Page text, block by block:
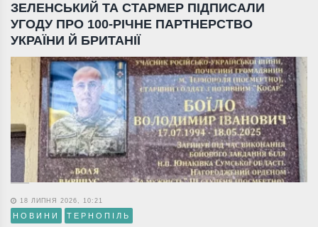
ЗЕЛЕНСЬКИЙ ТА СТАРМЕР ПІДПИСАЛИ
УГОДУ ПРО 100-РІЧНЕ ПАРТНЕРСТВО
УКРАЇНИ Й БРИТАНІЇ
18 ЛИПНЯ 2026, 10:21
НОВИНИ ТЕРНОПІЛЬ